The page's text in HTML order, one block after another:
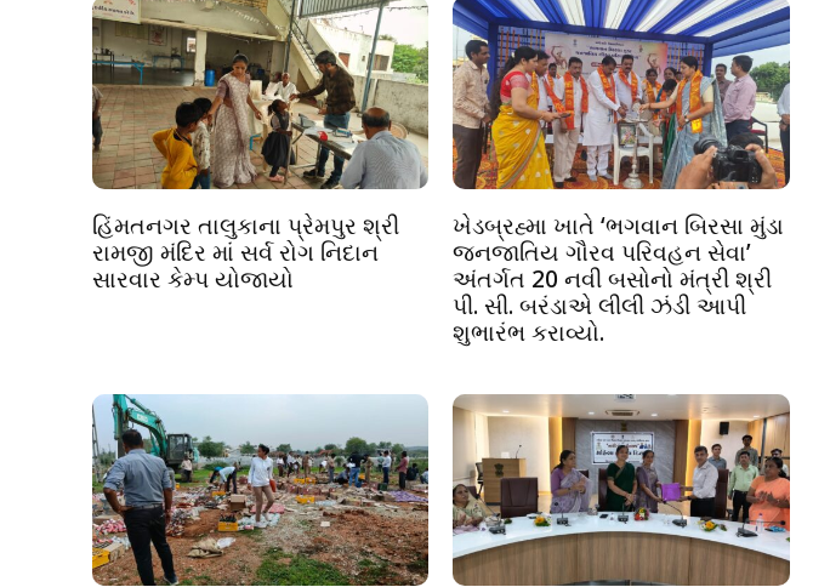
હિંમતનગર તાલુકાના પ્રેમપુર શ્રી
રામજી મંદિર માં સર્વ રોગ નિદાન
સારવાર કેમ્પ યોજાયો
ખેડબ્રહ્મા ખાતે ‘ભગવાન બિરસા મુંડા
જનજાતિય ગૌરવ પરિવહન સેવા’
અંતર્ગત 20 નવી બસોનો મંત્રી શ્રી
પી. સી. બરંડાએ લીલી ઝંડી આપી
શુભારંભ કરાવ્યો.